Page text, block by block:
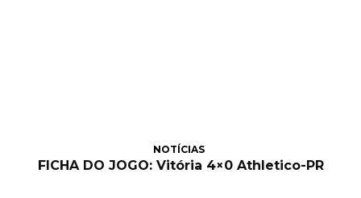
NOTÍCIAS
FICHA DO JOGO: Vitória 4×0 Athletico-PR